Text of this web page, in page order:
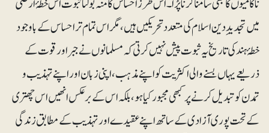
میں تجدیدِ دین اسلام کی متعدد تحریکیں ہیں، مگر اس تمام تر احساس کے باوجود
خطۂ ہند کی تاریخ یہ ثبوت پیش نہیں کرتی کہ مسلمانوں نے جبر اور قوت کے
ذریعے یہاں بسنے والی اکثریت کو اپنے مذہب، اپنی زبان اور اپنے تہذیب و
تمدن کو تبدیل کرنے پر کبھی مجبور کیا ہو، بلکہ اس کے برعکس انھیں اس چھتری
کے تحت پوری آزادی کے ساتھ اپنے عقیدے اور تہذیب کے مطابق زندگی